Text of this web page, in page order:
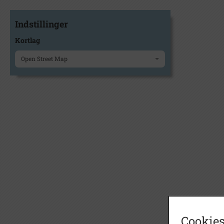
Indstillinger
Kortlag
Open Street Map